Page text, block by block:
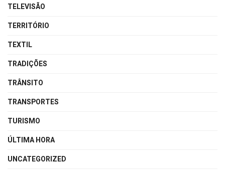
TELEVISÃO
TERRITÓRIO
TEXTIL
TRADIÇÕES
TRÂNSITO
TRANSPORTES
TURISMO
ÚLTIMA HORA
UNCATEGORIZED